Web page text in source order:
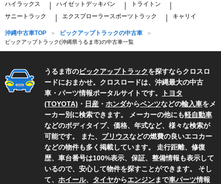
ハイラックス ハイゼットデッキバン トライトン
サニートラック エクスプローラースポーツトラック キャリイ
沖縄中古車TOP ピックアップトラックの中古車
ピックアップトラック(沖縄県うるま市)の中古車一覧
うるま市のピックアップトラックを探すならクロスロ
ードにおまかせ。クロスロードは、沖縄最大の中古
車・パーツ情報ポータルサイトです。
トヨタ
(TOYOTA) ・ 日産 ・ ホンダからベンツなどの輸入車をメ
ーカー別に検索できます。 メーカーの他にも軽自動車
などのボディタイプ、価格、年式など、様々な検索が
可能です。 また、 プリウスなどの燃費の良いエコカー
などの物件も多く掲載しています。 走行距離、修復
歴、車台番号は100%表示、保証、整備情報も表示して
いるので、安心して物件を探すことができます。 そし
て、 ホイール、 タイヤからエンジンまで車パーツ情報